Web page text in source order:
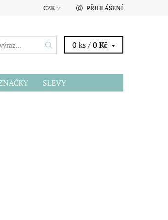
CZK PŘIHLÁŠENÍ
0 ks /0 Kč
SLEVY